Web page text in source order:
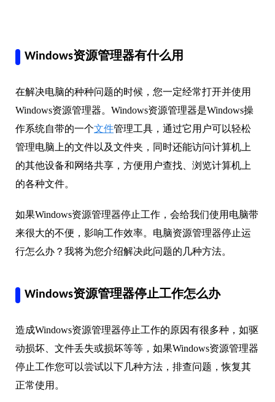
Windows资源管理器有什么用
在解决电脑的种种问题的时候，您一定经常打开并使用
Windows资源管理器。Windows资源管理器是Windows操
作系统自带的一个文件管理工具，通过它用户可以轻松
管理电脑上的文件以及文件夹，同时还能访问计算机上
的其他设备和网络共享，方便用户查找、浏览计算机上
的各种文件。
如果Windows资源管理器停止工作，会给我们使用电脑带
来很大的不便，影响工作效率。电脑资源管理器停止运
行怎么办？我将为您介绍解决此问题的几种方法。
Windows资源管理器停止工作怎么办
造成Windows资源管理器停止工作的原因有很多种，如驱
动损坏、文件丢失或损坏等等，如果Windows资源管理器
停止工作您可以尝试以下几种方法，排查问题，恢复其
正常使用。